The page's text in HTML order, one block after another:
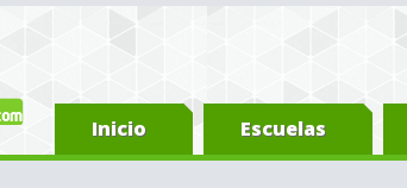
Inicio Escuelas